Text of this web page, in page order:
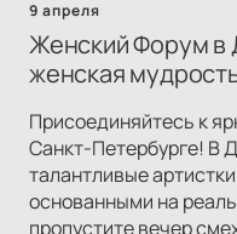
9 апреля
Женский Форум в
женская
Присоединяйтесь к
Санкт-Петербурге! В
талантливые
основанными на
пропустите вечер